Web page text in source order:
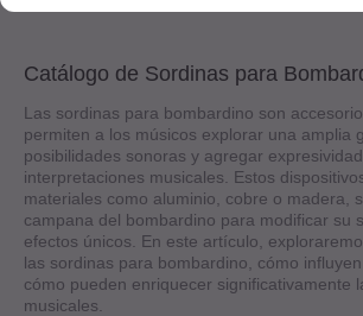
Catálogo de Sordinas para
Las sordinas para bombardino son
permiten a los músicos explorar una amplia
posibilidades sonoras y agregar
interpretaciones musicales. Estos
materiales como aluminio, cobre o madera,
campana del bombardino para modificar su
efectos únicos. En este artículo,
las sordinas para bombardino, cómo
cómo pueden enriquecer significativamente
musicales.